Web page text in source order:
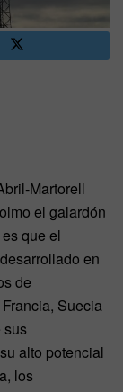
Martorell
el galardón
es que el
en
de
Suecia
sus
alto potencial
los